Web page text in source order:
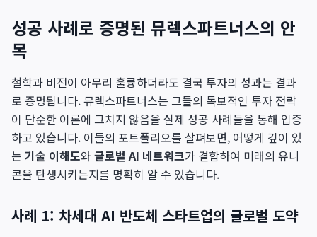
성공 사례로 증명된 뮤렉스파트너스의 안
목
철학과 비전이 아무리 훌륭하더라도 결국 투자의 성과는 결과
로 증명됩니다. 뮤렉스파트너스는 그들의 독보적인 투자 전략
이 단순한 이론에 그치지 않음을 실제 성공 사례들을 통해 입증
하고 있습니다. 이들의 포트폴리오를 살펴보면, 어떻게 깊이 있
는 기술 이해도와 글로벌 AI 네트워크가 결합하여 미래의 유니
콘을 탄생시키는지를 명확히 알 수 있습니다.
사례 1: 차세대 AI 반도체 스타트업의 글로벌 도약